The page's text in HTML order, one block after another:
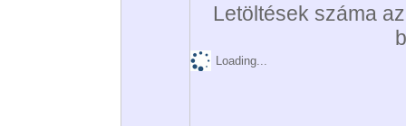
Letöltések száma
Loading...